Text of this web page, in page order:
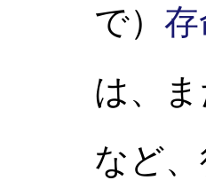
で）
は、
など